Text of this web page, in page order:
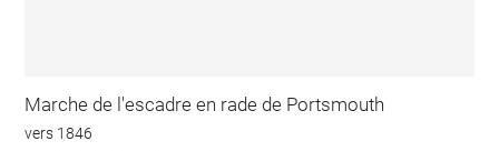
Marche de l'escadre en rade de Portsmouth
vers 1846